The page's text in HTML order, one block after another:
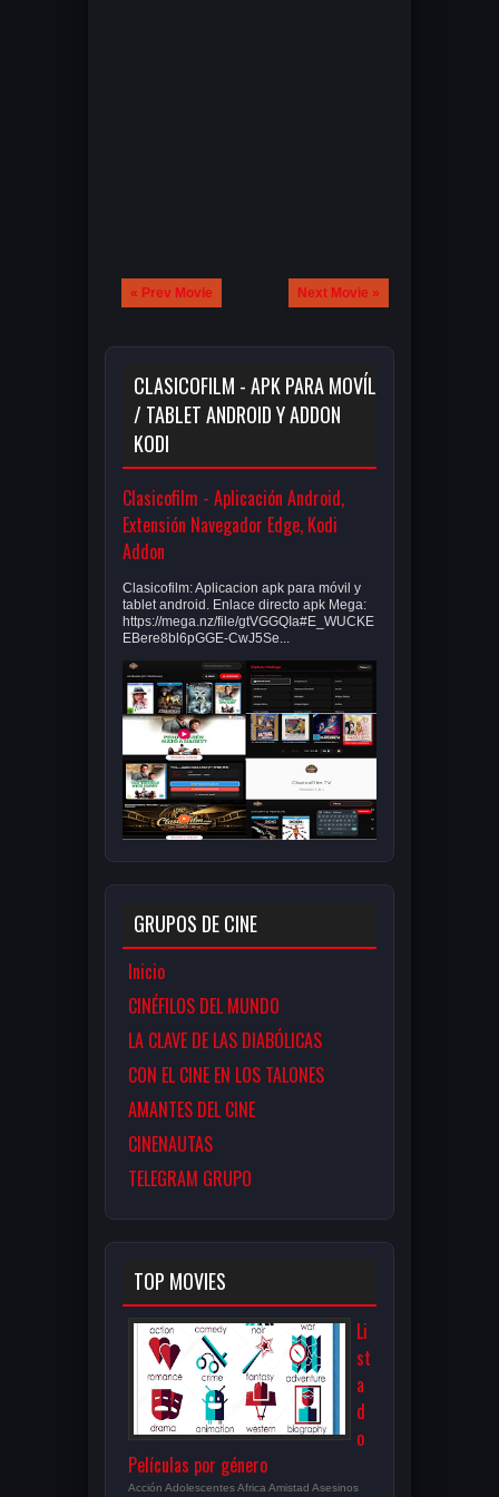
« Prev Movie Next Movie »
CLASICOFILM - APK PARA MOVÍL
/ TABLET ANDROID Y ADDON
KODI
Clasicofilm - Aplicación Android,
Extensión Navegador Edge, Kodi
Addon
Clasicofilm: Aplicacion apk para móvil y
tablet android. Enlace directo apk Mega:
https://mega.nz/file/gtVGGQIa#E_WUCKE
EBere8bl6pGGE-CwJ5Se...
GRUPOS DE CINE
Inicio
CINÉFILOS DEL MUNDO
LA CLAVE DE LAS DIABÓLICAS
CON EL CINE EN LOS TALONES
AMANTES DEL CINE
CINENAUTAS
TELEGRAM GRUPO
TOP MOVIES
Li
st
a
d
o
Películas por género
Acción Adolescentes Africa Amistad Asesinos